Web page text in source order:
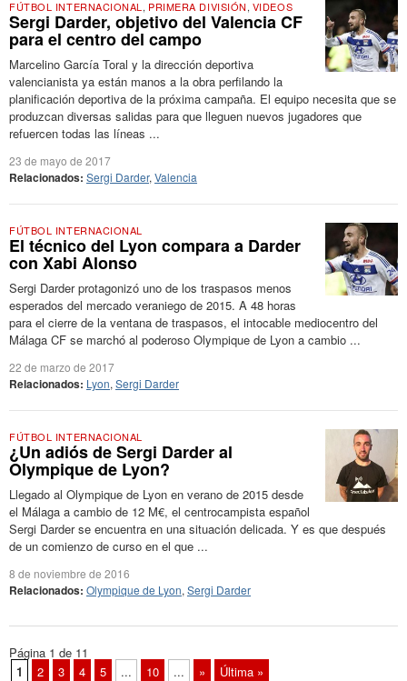
FÚTBOL INTERNACIONAL , PRIMERA DIVISIÓN, VIDEOS
Sergi Darder, objetivo del Valencia CF
para el centro del campo
Marcelino García Toral y la dirección deportiva
valencianista ya están manos a la obra perfilando la
planificación deportiva de la próxima campaña. El equipo necesita que se
produzcan diversas salidas para que lleguen nuevos jugadores que
refuercen todas las líneas ...
23 de mayo de 2017
Relacionados: Sergi Darder, Valencia
FÚTBOL INTERNACIONAL
El técnico del Lyon compara a Darder
con Xabi Alonso
Sergi Darder protagonizó uno de los traspasos menos
esperados del mercado veraniego de 2015. A 48 horas
para el cierre de la ventana de traspasos, el intocable mediocentro del
Málaga CF se marchó al poderoso Olympique de Lyon a cambio ...
22 de marzo de 2017
Relacionados: Lyon, Sergi Darder
FÚTBOL INTERNACIONAL
¿Un adiós de Sergi Darder al
Olympique de Lyon?
Llegado al Olympique de Lyon en verano de 2015 desde
el Málaga a cambio de 12 M€, el centrocampista español
Sergi Darder se encuentra en una situación delicada. Y es que después
de un comienzo de curso en el que ...
8 de noviembre de 2016
Relacionados: Olympique de Lyon, Sergi Darder
Página 1 de 11
1
2 3 4 5 ... 10 ... » Última »